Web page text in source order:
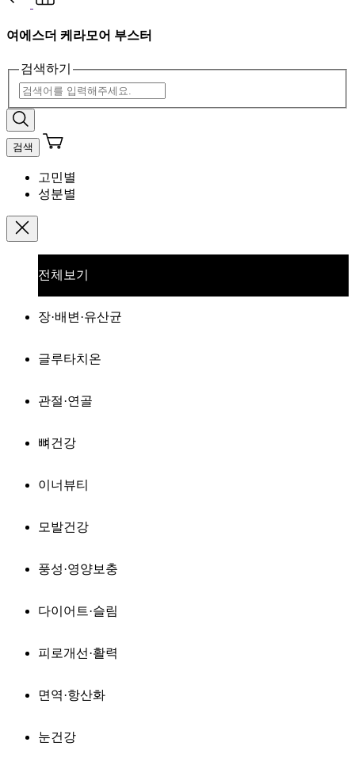
여에스더 케라모어 부스터
검색하기
검색
고민별
성분별
전체보기
장·배변·유산균
글루타치온
관절·연골
뼈건강
이너뷰티
모발건강
풍성·영양보충
다이어트·슬림
피로개선·활력
면역·항산화
눈건강